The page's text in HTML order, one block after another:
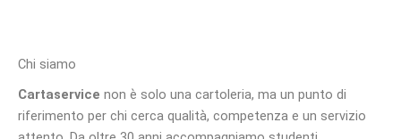
Chi siamo
Cartaservice non è solo una cartoleria, ma un punto di
riferimento per chi cerca qualità, competenza e un servizio